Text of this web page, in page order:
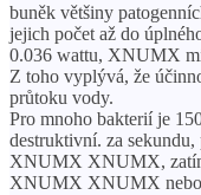
buněk většiny
jejich počet až do
0.036 wattu, XNUMX
Z toho vyplývá, že
průtoku vody.
Pro mnoho bakterií je
destruktivní. za
XNUMX XNUMX,
XNUMX XNUMX